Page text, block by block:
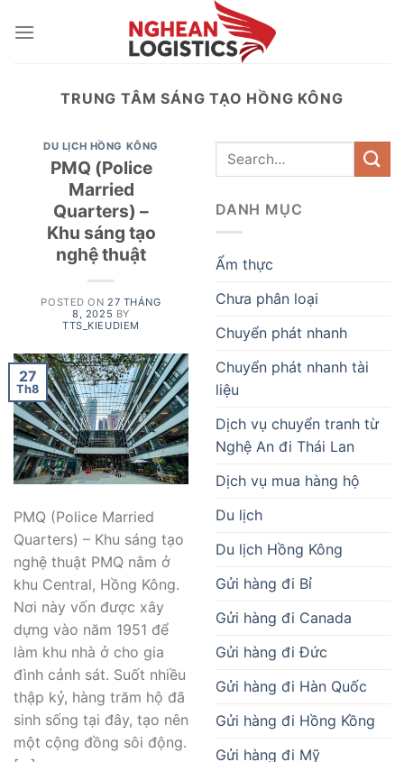
TRUNG TÂM SÁNG TẠO HỒNG KÔNG
DU LỊCH HỒNG KÔNG
PMQ (Police
Married
Quarters) –
Khu sáng tạo
nghệ thuật
POSTED ON 27 THÁNG
8, 2025 BY
TTS_KIEUDIEM
27
Th8
PMQ (Police Married
Quarters) – Khu sáng tạo
nghệ thuật PMQ nằm ở
khu Central, Hồng Kông.
Nơi này vốn được xây
dựng vào năm 1951 để
làm khu nhà ở cho gia
đình cảnh sát. Suốt nhiều
thập kỷ, hàng trăm hộ đã
sinh sống tại đây, tạo nên
một cộng đồng sôi động.
DANH MỤC
Ẩm thực
Chưa phân loại
Chuyển phát nhanh
Chuyển phát nhanh tài
liệu
Dịch vụ chuyển tranh từ
Nghệ An đi Thái Lan
Dịch vụ mua hàng hộ
Du lịch
Du lịch Hồng Kông
Gửi hàng đi Bỉ
Gửi hàng đi Canada
Gửi hàng đi Đức
Gửi hàng đi Hàn Quốc
Gửi hàng đi Hồng Kồng
Gửi hàng đi Mỹ